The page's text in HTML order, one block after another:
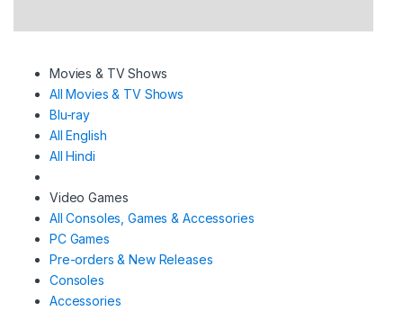
Movies & TV Shows
All Movies & TV Shows
Blu-ray
All English
All Hindi
Video Games
All Consoles, Games & Accessories
PC Games
Pre-orders & New Releases
Consoles
Accessories